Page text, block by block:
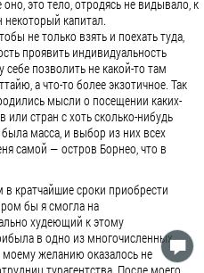
это тело, отродясь не видывало, к
капитал.
не только взять и поехать туда,
проявить индивидуальность
позволить не какой-то там
а что-то более экзотичное. Так
мысли о посещении каких-
стран с хоть сколько-нибудь
масса, и выбор из них всех
самой — остров Борнео, что в
кратчайшие сроки приобрести
бы я смогла на
худеющий к этому
в одно из многочисленных
моему желанию оказалось не